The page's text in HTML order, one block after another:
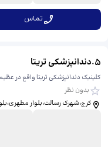
تماس
5
.دندانپزشکی تریتا
کلینیک دندانپزشکی تریتا واقع در
بدون نظر
کرج،شهرک رسالت،بلوار